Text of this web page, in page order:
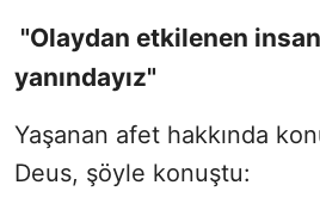
"Olaydan etkilenen
yanındayız"
Yaşanan afet hakkında
Deus, şöyle konuştu: